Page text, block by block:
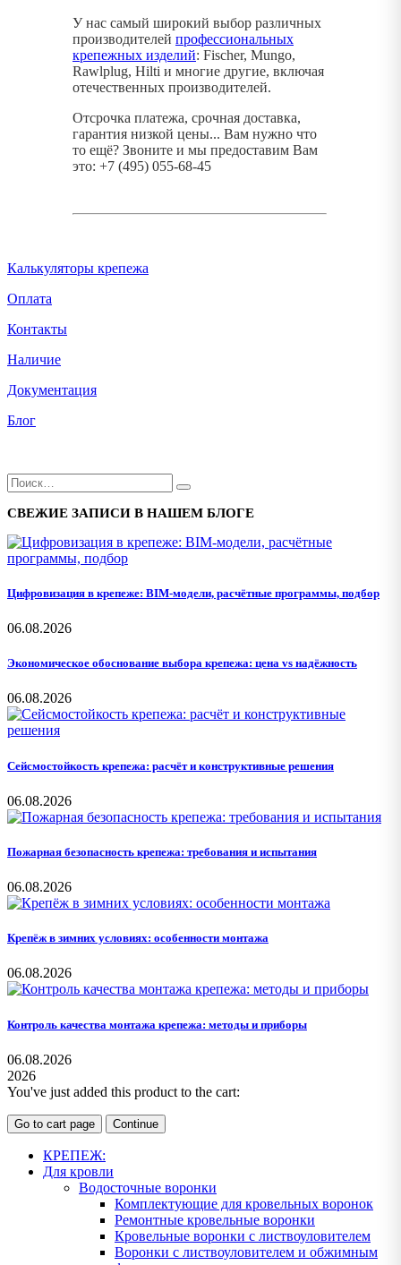
У нас самый широкий выбор различных
производителей профессиональных
крепежных изделий: Fischer, Mungo,
Rawlplug, Hilti и многие другие, включая
отечественных производителей.
Отсрочка платежа, срочная доставка,
гарантия низкой цены... Вам нужно что
то ещё? Звоните и мы предоставим Вам
это: +7 (495) 055-68-45
Калькуляторы крепежа
Оплата
Контакты
Наличие
Документация
Блог
СВЕЖИЕ ЗАПИСИ В НАШЕМ БЛОГЕ
Цифровизация в крепеже: BIM-модели, расчётные программы, подбор
06.08.2026
Экономическое обоснование выбора крепежа: цена vs надёжность
06.08.2026
Сейсмостойкость крепежа: расчёт и конструктивные решения
06.08.2026
Пожарная безопасность крепежа: требования и испытания
06.08.2026
Крепёж в зимних условиях: особенности монтажа
06.08.2026
Контроль качества монтажа крепежа: методы и приборы
06.08.2026
2026
You've just added this product to the cart:
Go to cart page Continue
КРЕПЕЖ:
Для кровли
Водосточные воронки
Комплектующие для кровельных воронок
Ремонтные кровельные воронки
Кровельные воронки с листвоуловителем
Воронки с листвоуловителем и обжимным